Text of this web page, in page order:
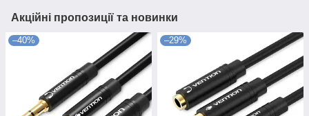
Акційні пропозиції та новинки
–40% –29%